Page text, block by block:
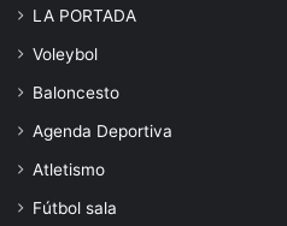
LA PORTADA
Voleybol
Baloncesto
Agenda Deportiva
Atletismo
Fútbol sala